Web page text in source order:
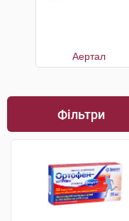
Аертал
Фільтри